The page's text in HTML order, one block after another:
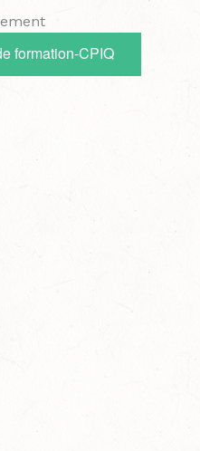
formation-CPIQ